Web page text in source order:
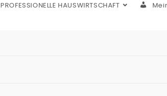
PROFESSIONELLE HAUSWIRTSCHAFT